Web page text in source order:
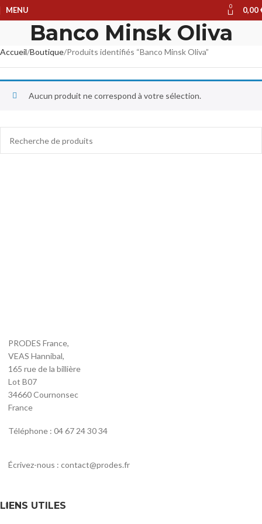
MENU 0 0,00
Banco Minsk Oliva
Accueil Boutique Produits identifiés “Banco Minsk Oliva”
Aucun produit ne correspond à votre sélection.
PRODES France,
VEAS Hannibal,
165 rue de la billière
Lot B07
34660 Cournonsec
France
Téléphone : 04 67 24 30 34
Écrivez-nous : contact@prodes.fr
LIENS UTILES